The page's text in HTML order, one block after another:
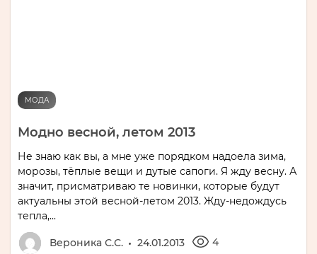
МОДА
Модно весной, летом 2013
Не знаю как вы, а мне уже порядком надоела зима,
морозы, тёплые вещи и дутые сапоги. Я жду весну. А
значит, присматриваю те новинки, которые будут
актуальны этой весной-летом 2013. Жду-недождусь
тепла,...
Вероника С.С. 24.01.2013 4